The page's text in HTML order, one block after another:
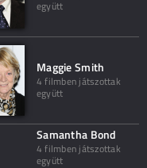
együtt
Maggie Smith
4 filmben játszottak
együtt
Samantha Bond
4 filmben játszottak
együtt